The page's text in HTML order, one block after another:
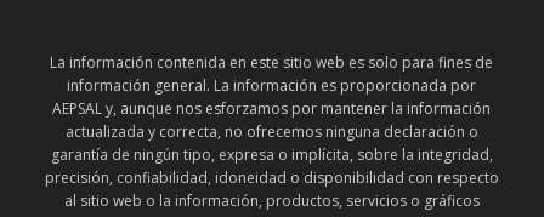
La información contenida en este sitio web es solo para fines de
información general. La información es proporcionada por
AEPSAL y, aunque nos esforzamos por mantener la información
actualizada y correcta, no ofrecemos ninguna declaración o
garantía de ningún tipo, expresa o implícita, sobre la integridad,
precisión, confiabilidad, idoneidad o disponibilidad con respecto
al sitio web o la información, productos, servicios o gráficos